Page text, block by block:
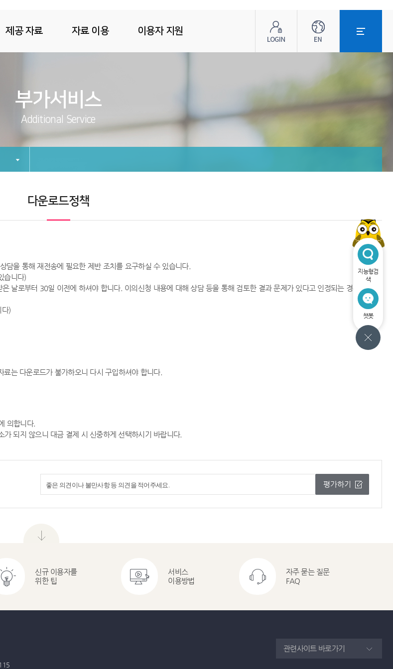
제공 자료 자료 이용 이용자 지원
그
인
메
부가서비스
Additional Service
다운로드정책
을 통해 재전송에 필요한 제반 조치를 요구하실 수 있습니다.
습니다)
날로부터 30일 이전에 하셔야 합니다. 이의신청 내용에 대해 상담 등을 통해 검토한 결과 문제가 있다고 인정되는 경우 정상자
다)
는 다운로드가 불가하오니 다시 구입하셔야 합니다.
의합니다.
되지 않으니 대금 결제 시 신중하게 선택하시기 바랍니다.
평가하기
지능형검
색
챗봇
신규 이용자를
위한 팁
서비스
이용방법
자주 묻는 질문
FAQ